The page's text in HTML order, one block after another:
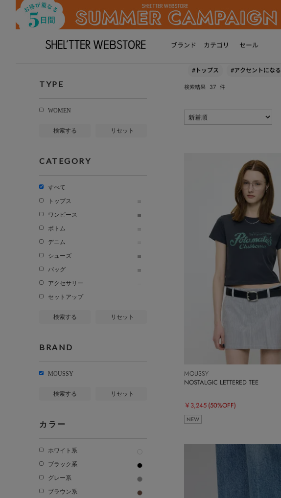
ブランド カテゴリ セール
TYPE
WOMEN
検索する リセット
CATEGORY
すべて
トップス
ワンピース
ボトム
デニム
シューズ
バッグ
アクセサリー
セットアップ
検索する リセット
BRAND
MOUSSY
検索する リセット
カラー
ホワイト系
ブラック系
グレー系
ブラウン系
#トップス #アクセントになる
検索結果 37 件
MOUSSY
NOSTALGIC LETTERED TEE
￥3,245 (50%OFF)
NEW